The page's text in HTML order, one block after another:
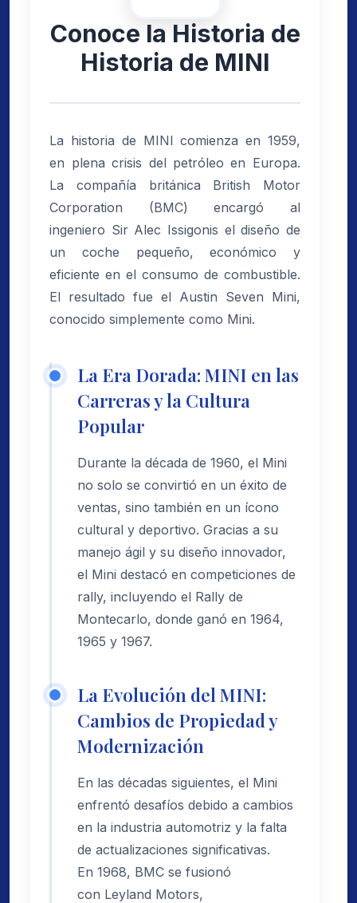
Conoce la Historia de
Historia de MINI
La historia de MINI comienza en 1959,
en plena crisis del petróleo en Europa.
La compañía británica British Motor
Corporation (BMC) encargó al
ingeniero Sir Alec Issigonis el diseño de
un coche pequeño, económico y
eficiente en el consumo de combustible.
El resultado fue el Austin Seven Mini,
conocido simplemente como Mini.
La Era Dorada: MINI en las
Carreras y la Cultura
Popular
Durante la década de 1960, el Mini
no solo se convirtió en un éxito de
ventas, sino también en un ícono
cultural y deportivo. Gracias a su
manejo ágil y su diseño innovador,
el Mini destacó en competiciones de
rally, incluyendo el Rally de
Montecarlo, donde ganó en 1964,
1965 y 1967.
La Evolución del MINI:
Cambios de Propiedad y
Modernización
En las décadas siguientes, el Mini
enfrentó desafíos debido a cambios
en la industria automotriz y la falta
de actualizaciones significativas.
En 1968, BMC se fusionó
con Leyland Motors,